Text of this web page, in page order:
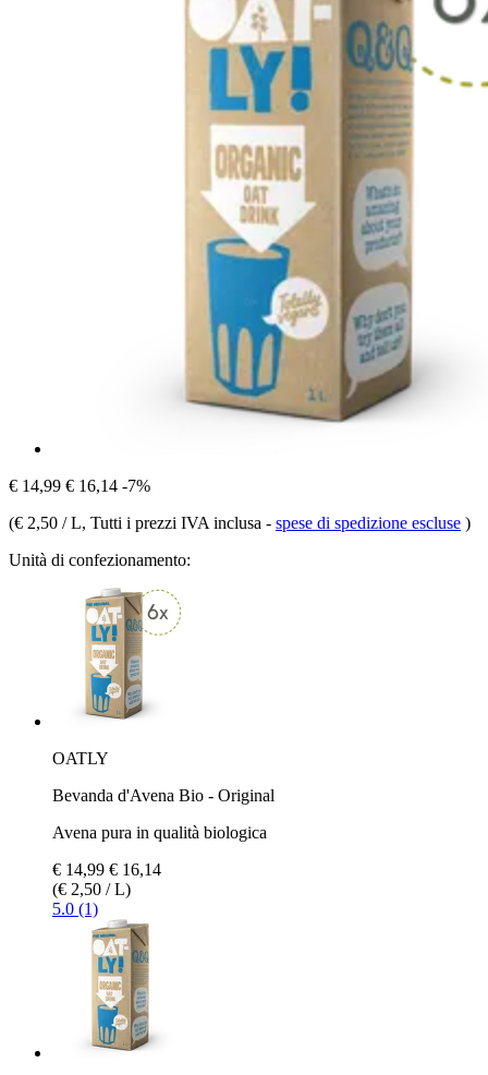
€ 14,99 € 16,14 -7%
(€ 2,50 / L, Tutti i prezzi IVA inclusa - spese di spedizione escluse )
Unità di confezionamento:
OATLY
Bevanda d'Avena Bio - Original
Avena pura in qualità biologica
€ 14,99 € 16,14
(€ 2,50 / L)
5.0 (1)